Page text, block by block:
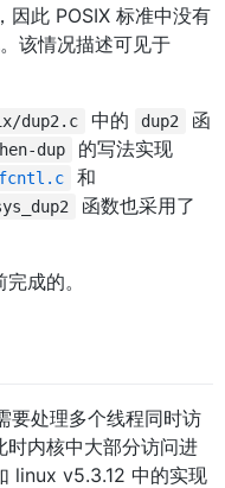
因此 POSIX 标准中没有
该情况描述可见于
dup2.c 中的 dup2
函
dup
的写法实现
和
函数也采用了
成的。
要处理多个线程同时访
内核中大部分访问进
linux v5.3.12 中的实现